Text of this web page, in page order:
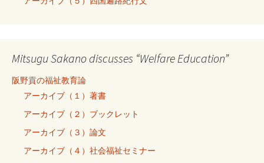
Mitsugu Sakano discusses “Welfare Education”
阪野貢の福祉教育論
アーカイブ（１）著書
アーカイブ（２）ブックレット
アーカイブ（３）論文
アーカイブ（４）社会福祉セミナー